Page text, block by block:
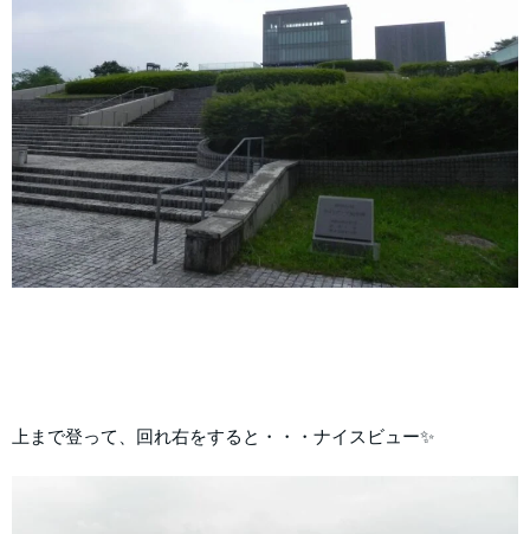
上まで登って、回れ右をすると・・・ナイスビュー✨